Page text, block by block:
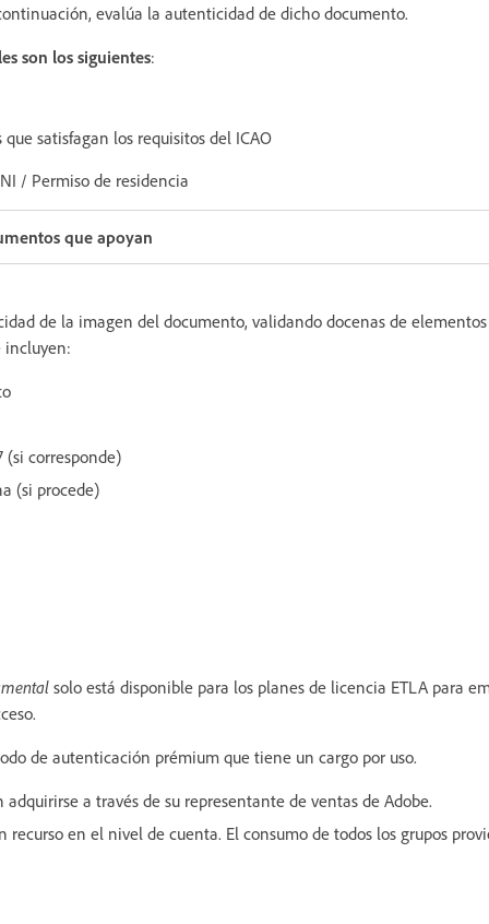
evalúa la autenticidad de dicho documento.
son los siguientes:
que satisfagan los requisitos del ICAO
/ Permiso de residencia
que apoyan
de la imagen del documento, validando docenas de
incluyen:
(si corresponde)
(si procede)
solo está disponible para los planes de licencia ETLA para
de autenticación prémium que tiene un cargo por uso.
adquirirse a través de su representante de ventas de Adobe.
recurso en el nivel de cuenta. El consumo de todos los grupos